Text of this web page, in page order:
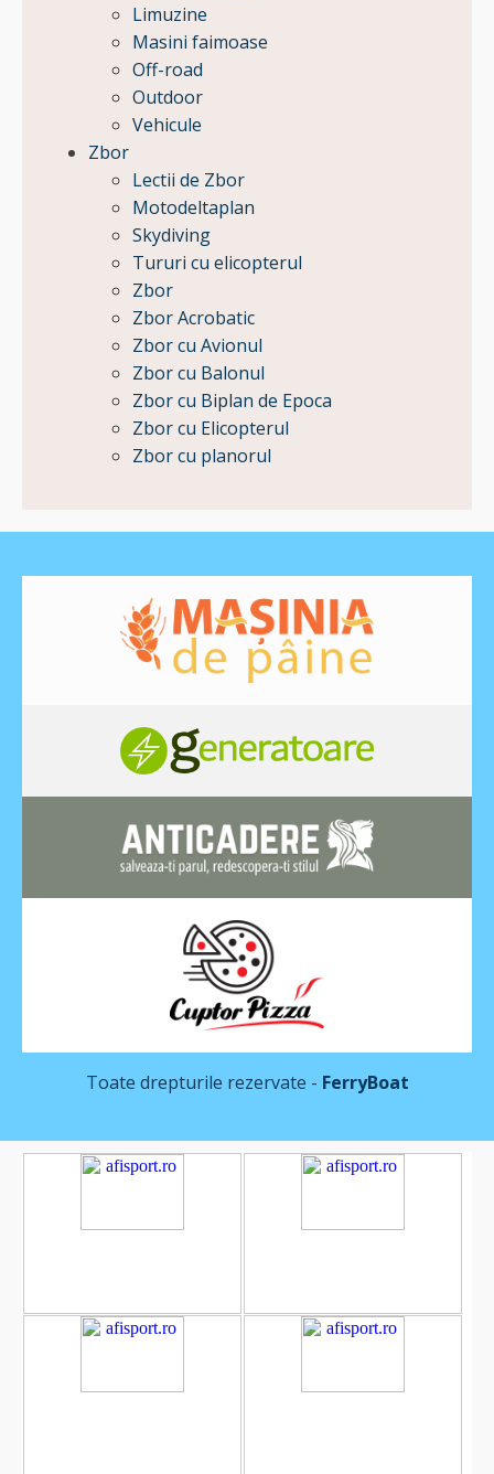
Limuzine
Masini faimoase
Off-road
Outdoor
Vehicule
Zbor
Lectii de Zbor
Motodeltaplan
Skydiving
Tururi cu elicopterul
Zbor
Zbor Acrobatic
Zbor cu Avionul
Zbor cu Balonul
Zbor cu Biplan de Epoca
Zbor cu Elicopterul
Zbor cu planorul
Toate drepturile rezervate - FerryBoat